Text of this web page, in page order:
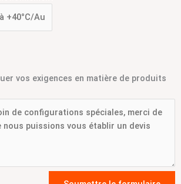
vos exigences en matière de produits